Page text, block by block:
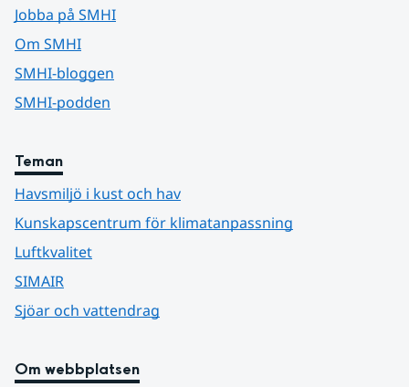
Jobba på SMHI
Om SMHI
SMHI-bloggen
SMHI-podden
Teman
Havsmiljö i kust och hav
Kunskapscentrum för klimatanpassning
Luftkvalitet
SIMAIR
Sjöar och vattendrag
Om webbplatsen